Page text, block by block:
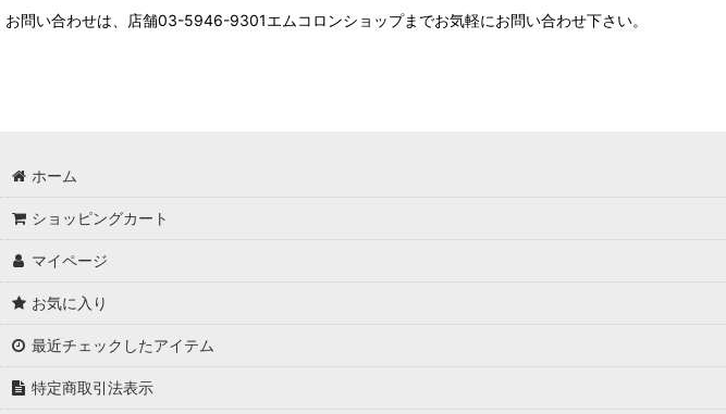
お問い合わせは、店舗03-5946-9301エムコロンショップまでお気軽にお問い合わせ下さい。
ホーム
ショッピングカート
マイページ
お気に入り
最近チェックしたアイテム
特定商取引法表示